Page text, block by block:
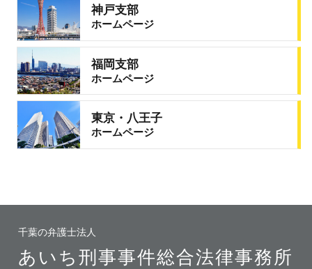
神戸支部
ホームページ
福岡支部
ホームページ
東京・八王子
ホームページ
千葉の弁護士法人
あいち刑事事件総合法律事務所